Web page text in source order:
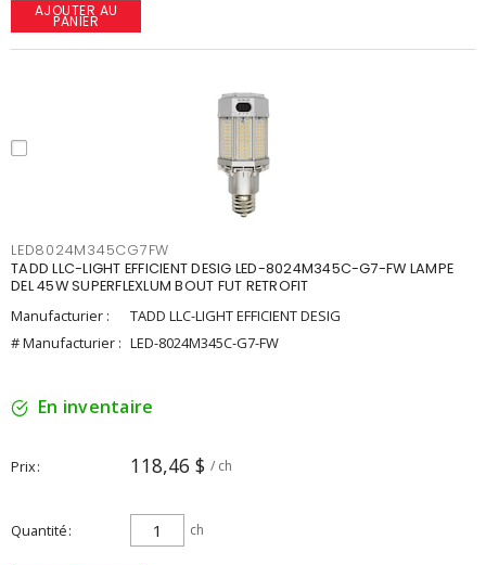
AJOUTER AU
PANIER
LED8024M345CG7FW
TADD LLC-LIGHT EFFICIENT DESIG LED-8024M345C-G7-FW LAMPE
DEL 45W SUPERFLEXLUM BOUT FUT RETROFIT
Manufacturier :
TADD LLC-LIGHT EFFICIENT DESIG
# Manufacturier : LED-8024M345C-G7-FW
En inventaire
Prix 118,46 $ / ch
Quantité ch